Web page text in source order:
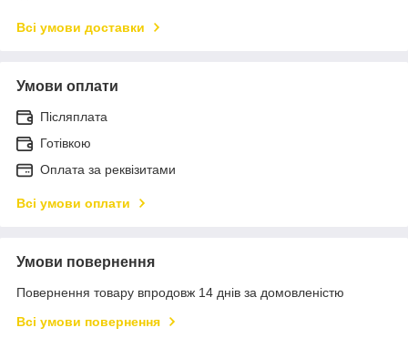
Всі умови доставки
Умови оплати
Післяплата
Готівкою
Оплата за реквізитами
Всі умови оплати
Умови повернення
Повернення товару впродовж 14 днів за домовленістю
Всі умови повернення